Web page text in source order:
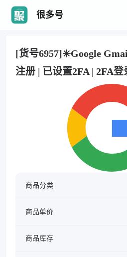
很多号
[货号6957]✳️Google
注册 | 已设置2FA | 2FA登
商品分类
商品单价
商品库存